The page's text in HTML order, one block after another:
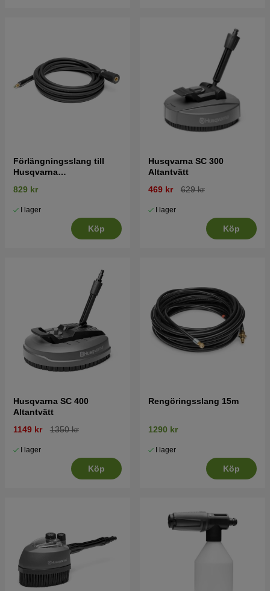
Förlängningsslang till
Husqvarna
829 kr
I lager
Köp
Husqvarna SC 300
Altantvätt
469 kr
629 kr
I lager
Köp
Husqvarna SC 400
Altantvätt
1149 kr
1350 kr
I lager
Köp
Rengöringsslang 15m
1290 kr
I lager
Köp